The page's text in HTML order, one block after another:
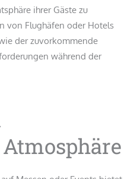
ihrer Gäste zu
von Flughäfen oder Hotels
der zuvorkommende
während der